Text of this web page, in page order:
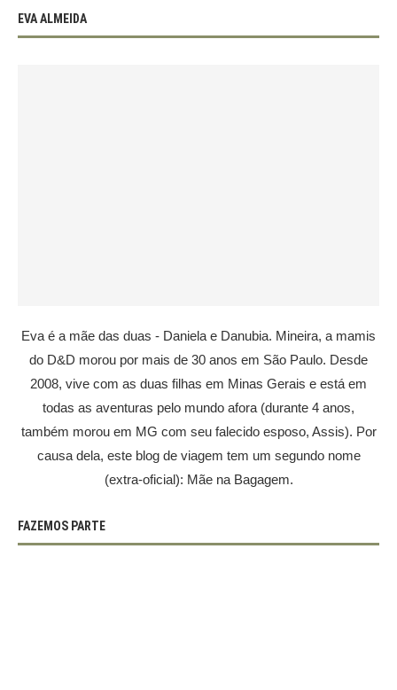
EVA ALMEIDA
Eva é a mãe das duas - Daniela e Danubia. Mineira, a mamis
do D&D morou por mais de 30 anos em São Paulo. Desde
2008, vive com as duas filhas em Minas Gerais e está em
todas as aventuras pelo mundo afora (durante 4 anos,
também morou em MG com seu falecido esposo, Assis). Por
causa dela, este blog de viagem tem um segundo nome
(extra-oficial): Mãe na Bagagem.
FAZEMOS PARTE